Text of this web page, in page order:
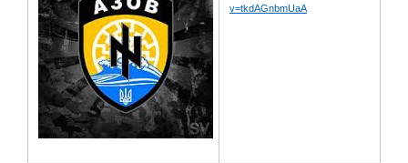
v=tkdAGnbmUaA